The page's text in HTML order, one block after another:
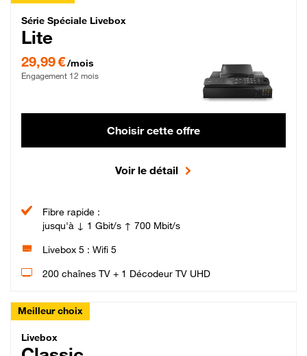
Série Spéciale Livebox Lite Fibre
Série Spéciale Livebox
Lite
29,99 €/mois
Engagement 12 mois
Choisir cette offre
Voir le détail
Fibre rapide :
jusqu'à ↓ 1 Gbit/s ↑ 700 Mbit/s
Livebox 5 : Wifi 5
200 chaînes TV + 1 Décodeur TV UHD
Meilleur choix
Livebox Classic Fibre
Livebox